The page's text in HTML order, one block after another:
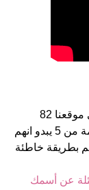
Anthea هو اسم فتاة. أصل الأسم هو يونان على موقعنا 82
الأشخاص بأسم Anthea (قدر اسمائهم ب 5 نجمة من 5 يبدو انهم
بطريقة خاطئة